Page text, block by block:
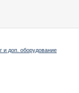
и доп. оборудование